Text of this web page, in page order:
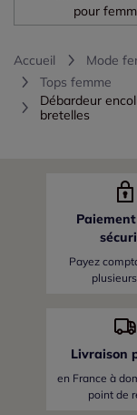
pour
Accueil Mode
Tops femme
Débardeur
bretelles
Payez
Livraison
en France à
point de